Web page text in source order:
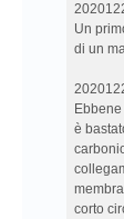
Un
di un
è
corto